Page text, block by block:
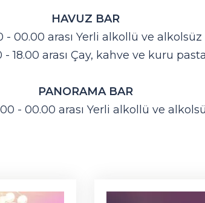
HAVUZ BAR
- 00.00 arası Yerli alkollü ve
- 18.00 arası Çay, kahve ve kuru
PANORAMA BAR
- 00.00 arası Yerli alkollü ve